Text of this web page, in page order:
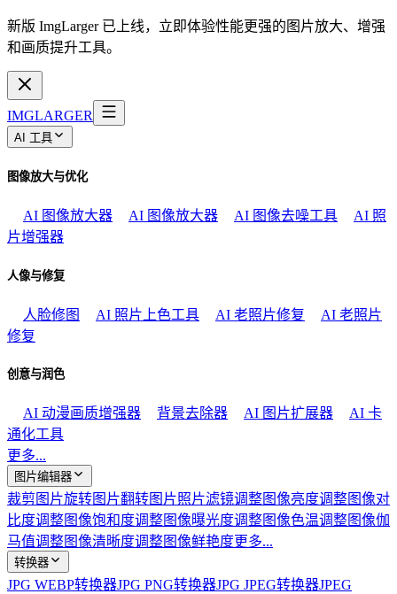
新版 ImgLarger 已上线，立即体验性能更强的图片放大、增强
和画质提升工具。
IMGLARGER
AI 工具
图像放大与优化
AI 图像放大器 AI 图像放大器 AI 图像去噪工具
AI 照
片增强器
人像与修复
人脸修图 AI 照片上色工具 AI 老照片修复
AI 老照片
修复
创意与润色
AI 动漫画质增强器 背景去除器 AI 图片扩展器
AI 卡
通化工具
更多...
图片编辑器
裁剪图片旋转图片翻转图片照片滤镜调整图像亮度调整图像对
比度调整图像饱和度调整图像曝光度调整图像色温调整图像伽
马值调整图像清晰度调整图像鲜艳度更多...
转换器
JPG WEBP转换器JPG PNG转换器JPG JPEG转换器JPEG